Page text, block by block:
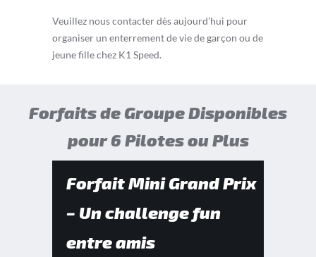
Veuillez nous contacter dès aujourd’hui pour
organiser un enterrement de vie de garçon ou de
jeune fille chez K1 Speed.
Forfaits de Groupe Disponibles
pour 6 Pilotes ou Plus
Forfait Mini Grand Prix
– Un challenge fun
entre amis